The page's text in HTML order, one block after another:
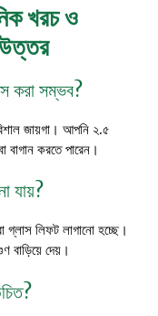
খরচ ও
উত্তর
করা সম্ভব?
জায়গা। আপনি ২.৫
বাগান করতে পারেন।
যায়?
গ্লাস লিফট লাগানো হচ্ছে।
বাড়িয়ে দেয়।